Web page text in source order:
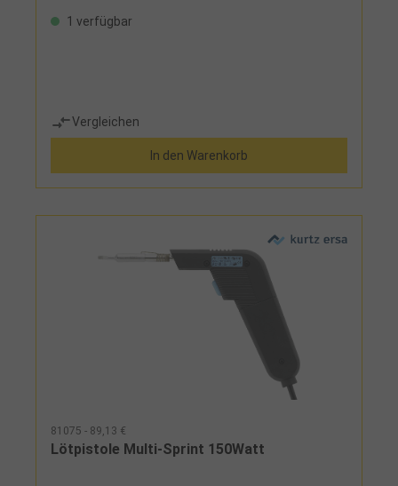
1 verfügbar
Vergleichen
In den Warenkorb
81075 - 89,13 €
Lötpistole Multi-Sprint 150Watt